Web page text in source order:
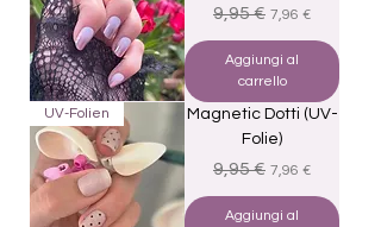
Prezzo regolare
9,95 € Prezzo scontato
7,96 €
Aggiungi al
carrello
UV-Folien
Magnetic Dotti (UV-
Folie)
Prezzo regolare
9,95 € Prezzo scontato
7,96 €
Aggiungi al